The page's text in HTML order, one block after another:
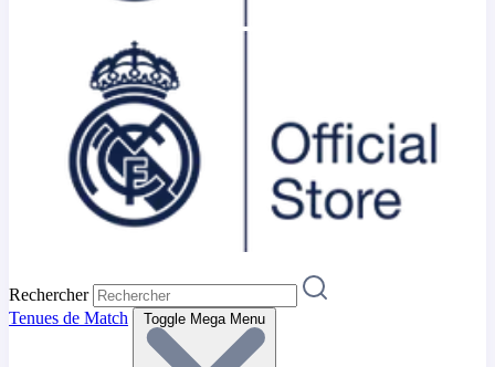
Rechercher
Tenues de Match
Toggle Mega Menu